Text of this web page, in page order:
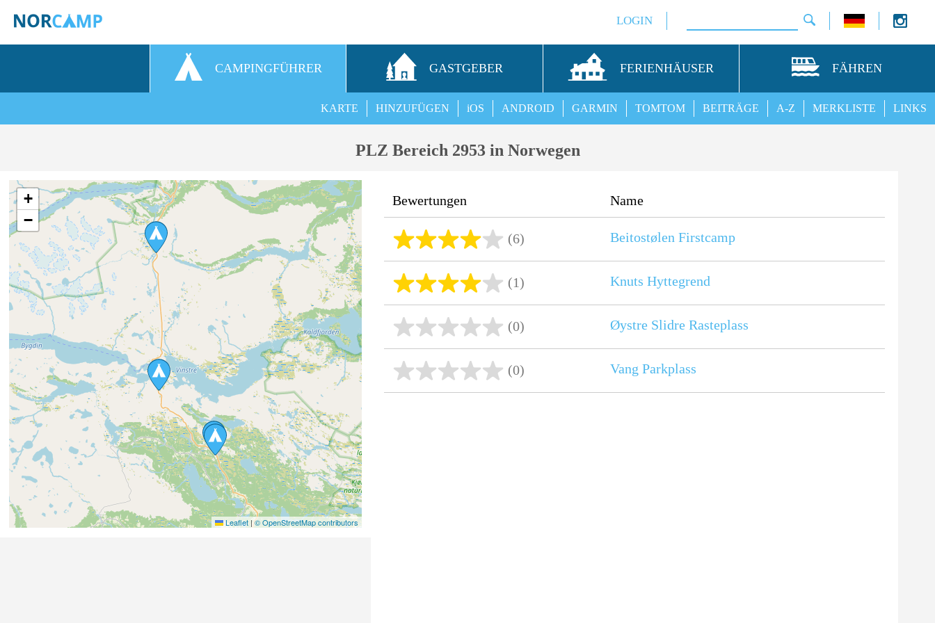
LOGIN
CAMPINGFÜHRER GASTGEBER FERIENHÄUSER FÄHREN
LINKS
MERKLISTE
A-Z
BEITRÄGE
TOMTOM
GARMIN
ANDROID
iOS
HINZUFÜGEN
KARTE
PLZ Bereich 2953 in Norwegen
+
−
Leaflet |© OpenStreetMap contributors
Bewertungen Name
(6) Beitostølen Firstcamp
(1) Knuts Hyttegrend
(0) Øystre Slidre Rasteplass
(0) Vang Parkplass